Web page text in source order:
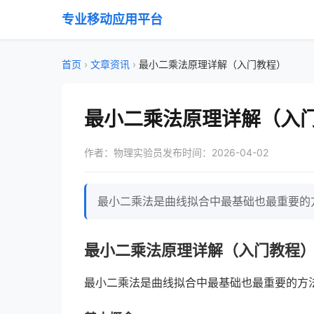
专业移动应用平台
首页 › 文章资讯 › 最小二乘法原理详解（入门教程）
最小二乘法原理详解（入
作者：物理实验员 发布时间：2026-04-02
最小二乘法是曲线拟合中最基础也最重要
最小二乘法原理详解（入门教程
最小二乘法是曲线拟合中最基础也最重要的